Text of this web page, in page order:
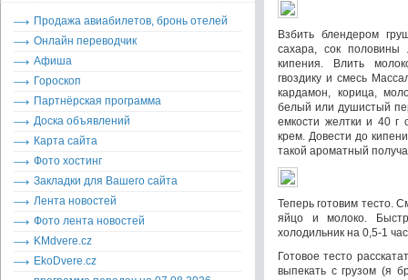
Взбить блендером
сахара, сок
кипения. Влить
гвоздику и смесь
кардамон, корица,
белый или душистый
емкости желтки и 40 г
крем. Довести до
такой ароматный
Теперь готовим тесто.
яйцо и молоко.
холодильник на 0,5-1
Готовое тесто
выпекать с грузом (я
Продажа авиабилетов, бронь отелей
Онлайн переводчик
Афиша
Гороскоп
Партнёрская программа
Доска объявлений
Карта сайта
Фото хостинг
Закладки для Вашего сайта
Лента новостей
Фото лента новостей
KMdvere.cz
EkoDvere.cz